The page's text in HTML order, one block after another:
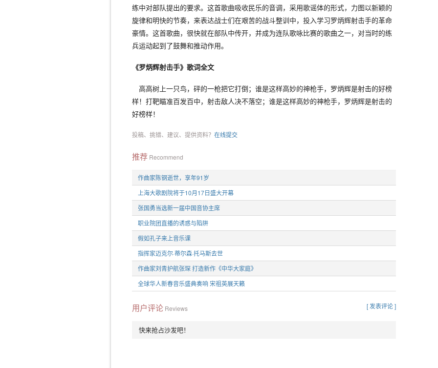
练中对部队提出的要求。这首歌曲吸收民乐的音调，采用歌谣体的形式，力图以新颖的
旋律和明快的节奏，来表达战士们在艰苦的战斗整训中，投入学习罗炳辉射击手的革命
豪情。这首歌曲，很快就在部队中传开，并成为连队歌咏比赛的歌曲之一，对当时的练
兵运动起到了鼓舞和推动作用。
《罗炳辉射击手》歌词全文
高高树上一只鸟，砰的一枪把它打倒；谁是这样高妙的神枪手，罗炳辉是射击的好榜
样！打靶瞄准百发百中，射击敌人决不落空；谁是这样高妙的神枪手，罗炳辉是射击的
好榜样！
投稿、挑错、建议、提供资料？ 在线提交
推荐 Recommend
作曲家陈钢逝世，享年91岁
上海大歌剧院将于10月17日盛大开幕
张国勇当选新一届中国音协主席
职业院团直播的诱惑与陷阱
假如孔子来上音乐课
指挥家迈克尔·蒂尔森·托马斯去世
作曲家刘青护航张琛 打造新作《中华大家庭》
全球华人新春音乐盛典奏响 宋祖英展天籁
用户评论 Reviews [ 发表评论 ]
快来抢占沙发吧！